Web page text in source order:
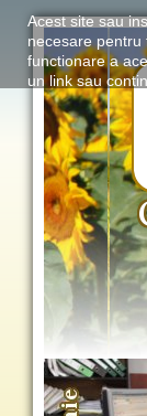
Acest site sau
necesare
functionare a
un link sau